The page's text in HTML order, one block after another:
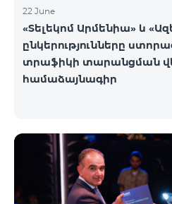
22 June
«Տելեկոմ Արմենիա» և
ընկերությունները
տրաֆիկի տարանցման
համաձայնագիր